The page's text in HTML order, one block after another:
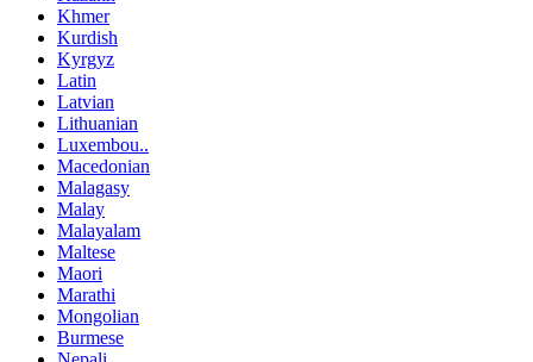
Khmer
Kurdish
Kyrgyz
Latin
Latvian
Lithuanian
Luxembou..
Macedonian
Malagasy
Malay
Malayalam
Maltese
Maori
Marathi
Mongolian
Burmese